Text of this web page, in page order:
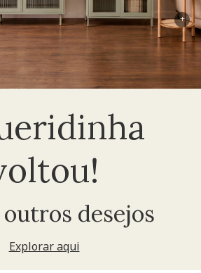
outros desejos
Explorar aqui
+